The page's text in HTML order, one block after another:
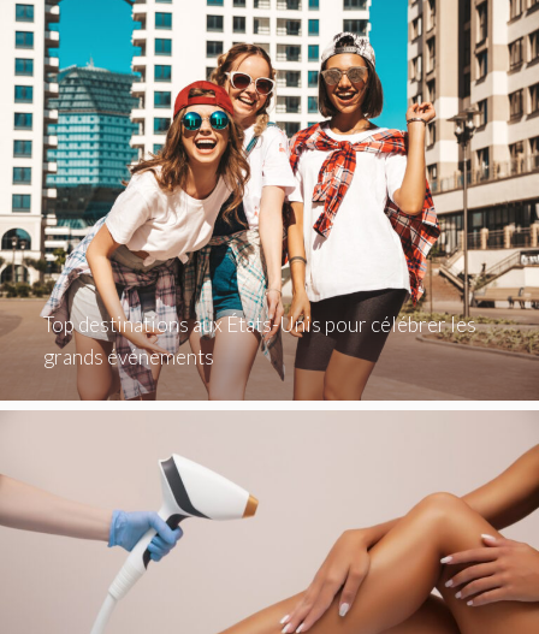
Top destinations aux États-Unis pour célébrer les
grands événements